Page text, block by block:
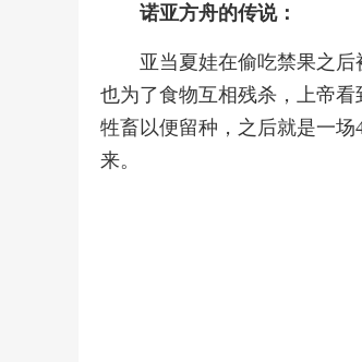
诺亚方舟的传说：
亚当夏娃在偷吃禁果之
也为了食物互相残杀，上帝
牲畜以便留种，之后就是一
来。